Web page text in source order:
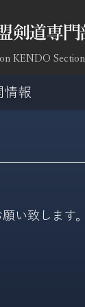
剣道専門
KENDO Section
情報
い致します。